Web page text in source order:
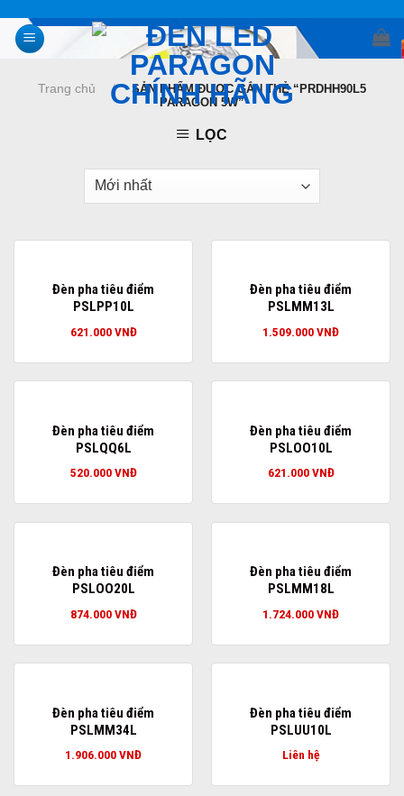
content
Trang chủ /
SẢN PHẨM ĐƯỢC GẮN THẺ “PRDHH90L5
PARAGON 5W”
LỌC
Đèn pha tiêu điểm
PSLPP10L
621.000VNĐ
Đèn pha tiêu điểm
PSLMM13L
1.509.000VNĐ
Đèn pha tiêu điểm
PSLQQ6L
520.000VNĐ
Đèn pha tiêu điểm
PSLOO10L
621.000VNĐ
Đèn pha tiêu điểm
PSLOO20L
874.000VNĐ
Đèn pha tiêu điểm
PSLMM18L
1.724.000VNĐ
Đèn pha tiêu điểm
PSLMM34L
1.906.000VNĐ
Đèn pha tiêu điểm
PSLUU10L
Liên hệ